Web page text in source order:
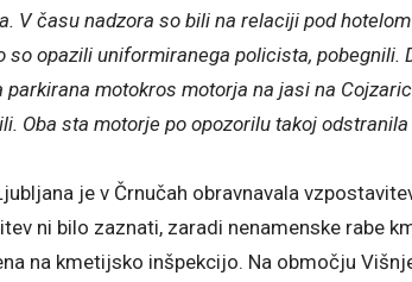
V času nadzora so bili na relaciji pod
so opazili uniformiranega policista, pobegnili.
motokros motorja na jasi na
Oba sta motorje po opozorilu takoj
je v Črnučah obravnavala
ni bilo zaznati, zaradi nenamenske rabe
na kmetijsko inšpekcijo. Na območju